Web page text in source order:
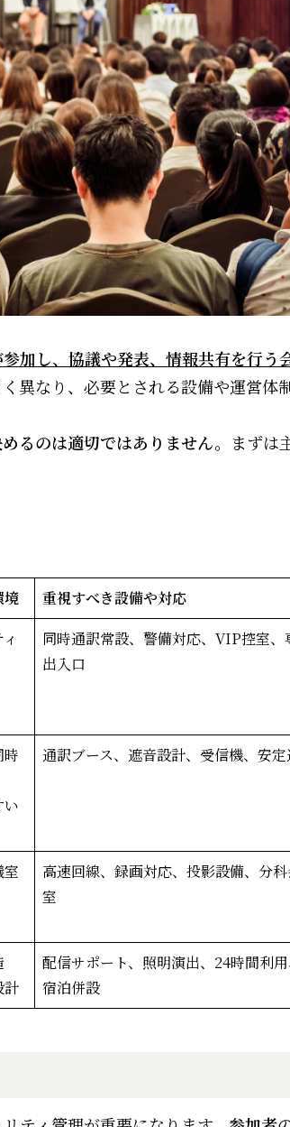
加し、協議や発表、情報共有を行う
異なり、必要とされる設備や運営体
るのは適切ではありません。 まずは
境
重視すべき設備や対応
同時通訳常設、警備対応、VIP控室、
出入口
時
い
通訳ブース、遮音設計、受信機、安
室
高速回線、録画対応、投影設備、分
室
計
配信サポート、照明演出、24時間利用
宿泊併設